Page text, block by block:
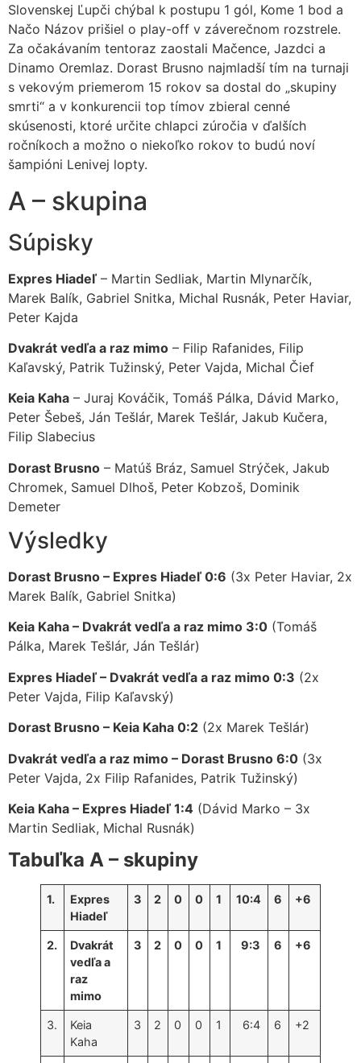
Slovenskej Ľupči chýbal k postupu 1 gól, Kome 1 bod a
Načo Názov prišiel o play-off v záverečnom rozstrele.
Za očakávaním tentoraz zaostali Mačence, Jazdci a
Dinamo Oremlaz. Dorast Brusno najmladší tím na turnaji
s vekovým priemerom 15 rokov sa dostal do „skupiny
smrti“ a v konkurencii top tímov zbieral cenné
skúsenosti, ktoré určite chlapci zúročia v ďalších
ročníkoch a možno o niekoľko rokov to budú noví
šampióni Lenivej lopty.
A – skupina
Súpisky
Expres Hiadeľ – Martin Sedliak, Martin Mlynarčík,
Marek Balík, Gabriel Snitka, Michal Rusnák, Peter Haviar,
Peter Kajda
Dvakrát vedľa a raz mimo – Filip Rafanides, Filip
Kaľavský, Patrik Tužinský, Peter Vajda, Michal Čief
Keia Kaha – Juraj Kováčik, Tomáš Pálka, Dávid Marko,
Peter Šebeš, Ján Tešlár, Marek Tešlár, Jakub Kučera,
Filip Slabecius
Dorast Brusno – Matúš Bráz, Samuel Strýček, Jakub
Chromek, Samuel Dlhoš, Peter Kobzoš, Dominik
Demeter
Výsledky
Dorast Brusno – Expres Hiadeľ 0:6 (3x Peter Haviar, 2x
Marek Balík, Gabriel Snitka)
Keia Kaha – Dvakrát vedľa a raz mimo 3:0 (Tomáš
Pálka, Marek Tešlár, Ján Tešlár)
Expres Hiadeľ – Dvakrát vedľa a raz mimo 0:3 (2x
Peter Vajda, Filip Kaľavský)
Dorast Brusno – Keia Kaha 0:2 (2x Marek Tešlár)
Dvakrát vedľa a raz mimo – Dorast Brusno 6:0 (3x
Peter Vajda, 2x Filip Rafanides, Patrik Tužinský)
Keia Kaha – Expres Hiadeľ 1:4 (Dávid Marko – 3x
Martin Sedliak, Michal Rusnák)
Tabuľka A – skupiny
1.
Expres
Hiadeľ
3 2 0 0 1 10:4 6 +6
2.
Dvakrát
vedľa a
raz
mimo
3 2 0 0 1 9:3 6 +6
3.
Keia
Kaha
3 2 0 0 1 6:4 6 +2